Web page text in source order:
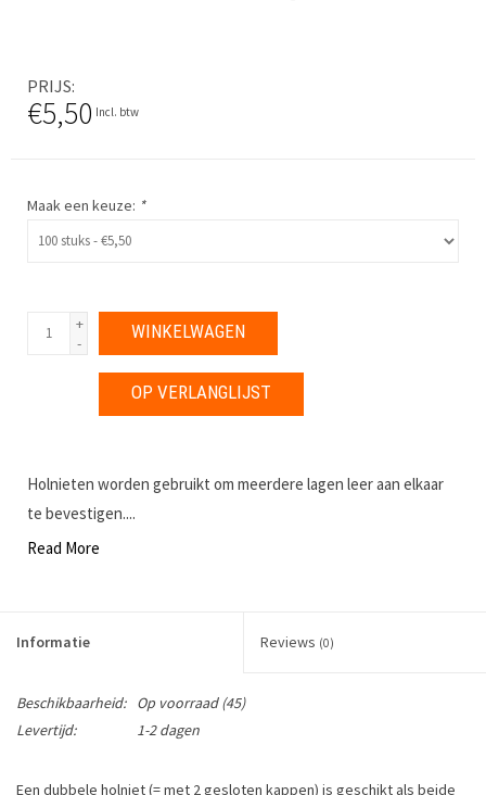
PRIJS
€5,50 Incl. btw
Maak een keuze: *
+
-
WINKELWAGEN
OP VERLANGLIJST
Holnieten worden gebruikt om meerdere lagen leer aan elkaar
te bevestigen....
Read More
Informatie Reviews (0)
Beschikbaarheid: Op voorraad(45)
Levertijd:
1-2 dagen
Een dubbele holniet (= met 2 gesloten kappen) is geschikt als beide